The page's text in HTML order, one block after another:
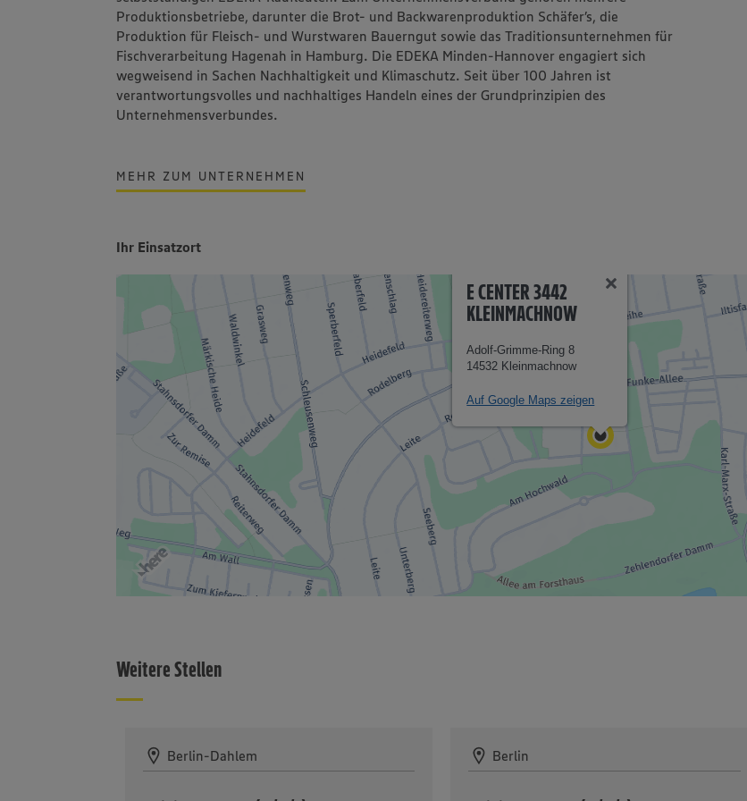
Produktionsbetriebe, darunter die Brot- und Backwarenproduktion Schäfer’s, die
Produktion für Fleisch- und Wurstwaren Bauerngut sowie das Traditionsunternehmen für
Fischverarbeitung Hagenah in Hamburg. Die EDEKA Minden-Hannover engagiert sich
wegweisend in Sachen Nachhaltigkeit und Klimaschutz. Seit über 100 Jahren ist
verantwortungsvolles und nachhaltiges Handeln eines der Grundprinzipien des
Unternehmensverbundes.
MEHR ZUM UNTERNEHMEN
Ihr Einsatzort
E CENTER 3442
KLEINMACHNOW
Adolf-Grimme-Ring 8
14532 Kleinmachnow
Auf Google Maps zeigen
Weitere Stellen
Berlin-Dahlem Berlin